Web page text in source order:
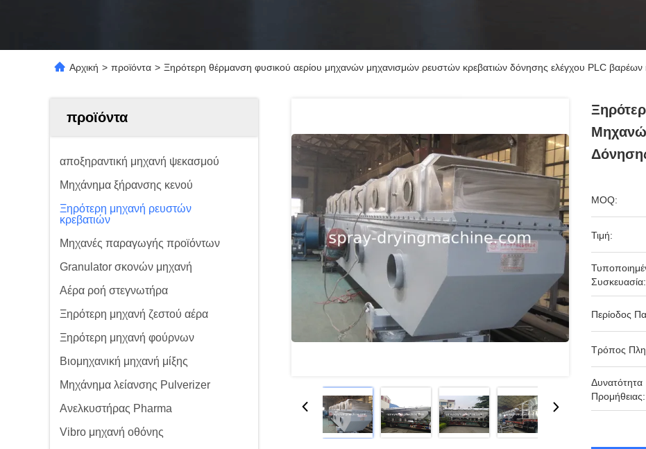
Αρχική > προϊόντα > Ξηρότερη θέρμανση φυσικού αερίου μηχανών μηχανισμών ρευστών κρεβατιών δόνησης ελέγχου PLC
προϊόντα
αποξηραντική μηχανή ψεκασμού
Μηχάνημα ξήρανσης κενού
Ξηρότερη μηχανή ρευστών
κρεβατιών
Μηχανές παραγωγής προϊόντων
Granulator σκονών μηχανή
Αέρα ροή στεγνωτήρα
Ξηρότερη μηχανή ζεστού αέρα
Ξηρότερη μηχανή φούρνων
Βιομηχανική μηχανή μίξης
Μηχάνημα λείανσης Pulverizer
Ανελκυστήρας Pharma
Vibro μηχανή οθόνης
MOQ:
Τιμή:
Συσκευασία:
Περίοδος
Τρόπος
Δυνατότητα
Προμήθειας: